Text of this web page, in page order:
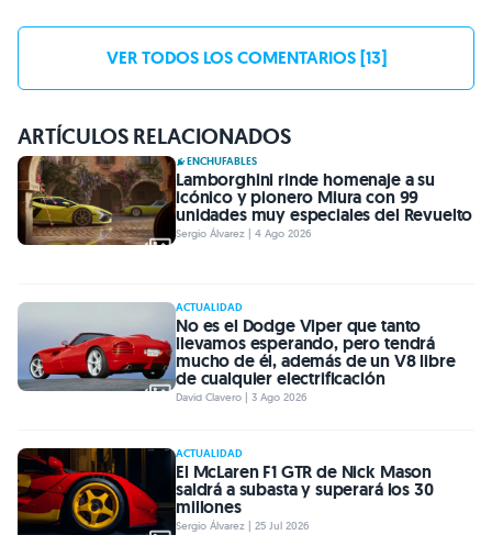
VER TODOS LOS COMENTARIOS [13]
ARTÍCULOS RELACIONADOS
ENCHUFABLES
Lamborghini rinde homenaje a su
icónico y pionero Miura con 99
unidades muy especiales del Revuelto
Sergio Álvarez | 4 Ago 2026
ACTUALIDAD
No es el Dodge Viper que tanto
llevamos esperando, pero tendrá
mucho de él, además de un V8 libre
de cualquier electrificación
David Clavero | 3 Ago 2026
ACTUALIDAD
El McLaren F1 GTR de Nick Mason
saldrá a subasta y superará los 30
millones
Sergio Álvarez | 25 Jul 2026